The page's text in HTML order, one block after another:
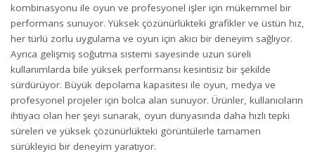
kombinasyonu ile oyun ve profesyonel işler için mükemmel bir
performans sunuyor. Yüksek çözünürlükteki grafikler ve üstün hız,
her türlü zorlu uygulama ve oyun için akıcı bir deneyim sağlıyor.
Ayrıca gelişmiş soğutma sistemi sayesinde uzun süreli
kullanımlarda bile yüksek performansı kesintisiz bir şekilde
sürdürüyor. Büyük depolama kapasitesi ile oyun, medya ve
profesyonel projeler için bolca alan sunuyor. Ürünler, kullanıcıların
ihtiyacı olan her şeyi sunarak, oyun dünyasında daha hızlı tepki
süreleri ve yüksek çözünürlükteki görüntülerle tamamen
sürükleyici bir deneyim yaratıyor.